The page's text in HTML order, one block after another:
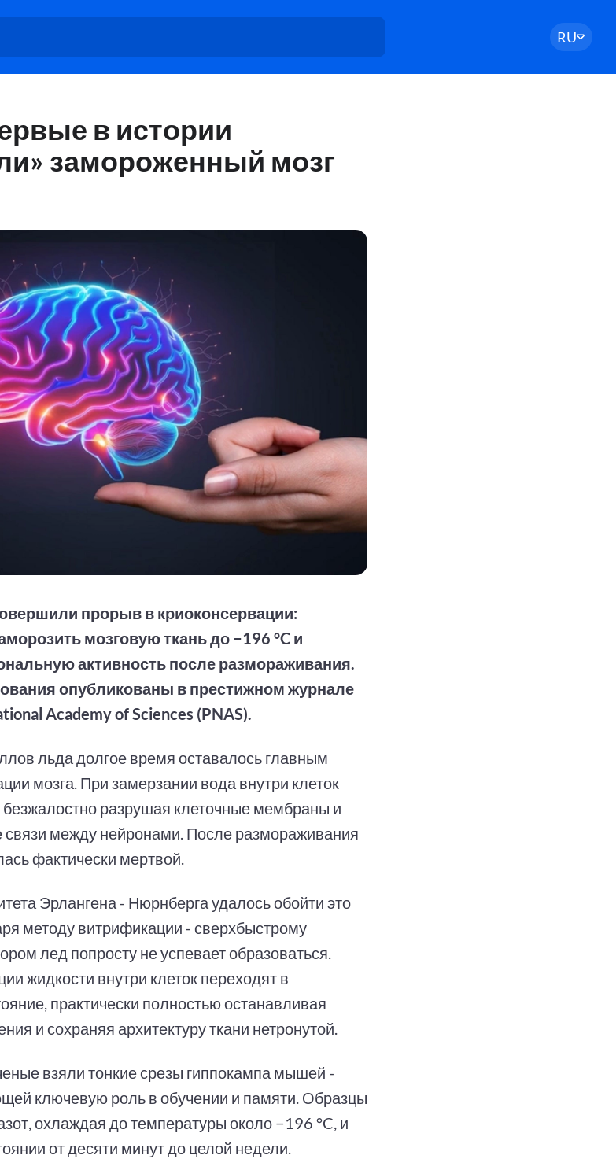
RU
в истории
замороженный мозг
прорыв в криоконсервации:
мозговую ткань до −196 °C и
активность после размораживания.
опубликованы в престижном журнале
Academy of Sciences (PNAS).
льда долгое время оставалось главным
мозга. При замерзании вода внутри клеток
разрушая клеточные мембраны и
между нейронами. После размораживания
фактически мертвой.
Эрлангена - Нюрнберга удалось обойти это
методу витрификации - сверхбыстрому
лед попросту не успевает образоваться.
жидкости внутри клеток переходят в
практически полностью останавливая
и сохраняя архитектуру ткани нетронутой.
взяли тонкие срезы гиппокампа мышей -
ключевую роль в обучении и памяти. Образцы
охлаждая до температуры около −196 °C, и
от десяти минут до целой недели.